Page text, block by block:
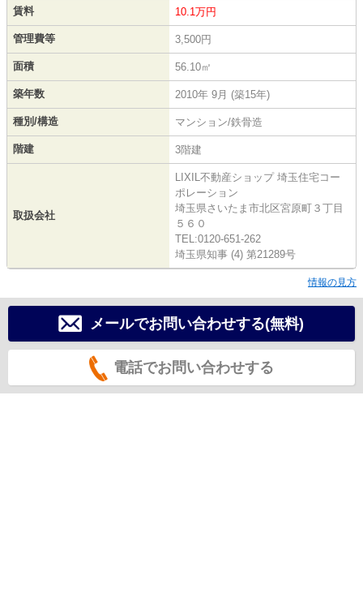
賃料 10.1万円
管理費等 3,500円
面積 56.10㎡
築年数 2010年 9月 (築15年)
種別/構造 マンション/鉄骨造
階建 3階建
取扱会社
LIXIL不動産ショップ 埼玉住宅コー
ポレーション
埼玉県さいたま市北区宮原町３丁目
５６０
TEL:0120-651-262
埼玉県知事 (4) 第21289号
情報の見方
メールでお問い合わせする(無料)
電話でお問い合わせする